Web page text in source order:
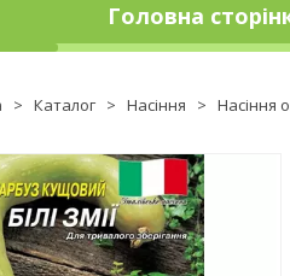
Головна
> Каталог > Насіння > Насіння